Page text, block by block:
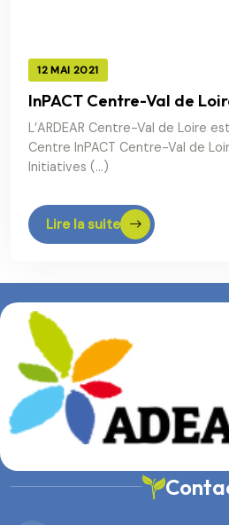
12 MAI 2021
InPACT Centre-Val de
L’ARDEAR Centre-Val de Loire
Centre InPACT Centre-Val de
Initiatives (…)
Lire la suite